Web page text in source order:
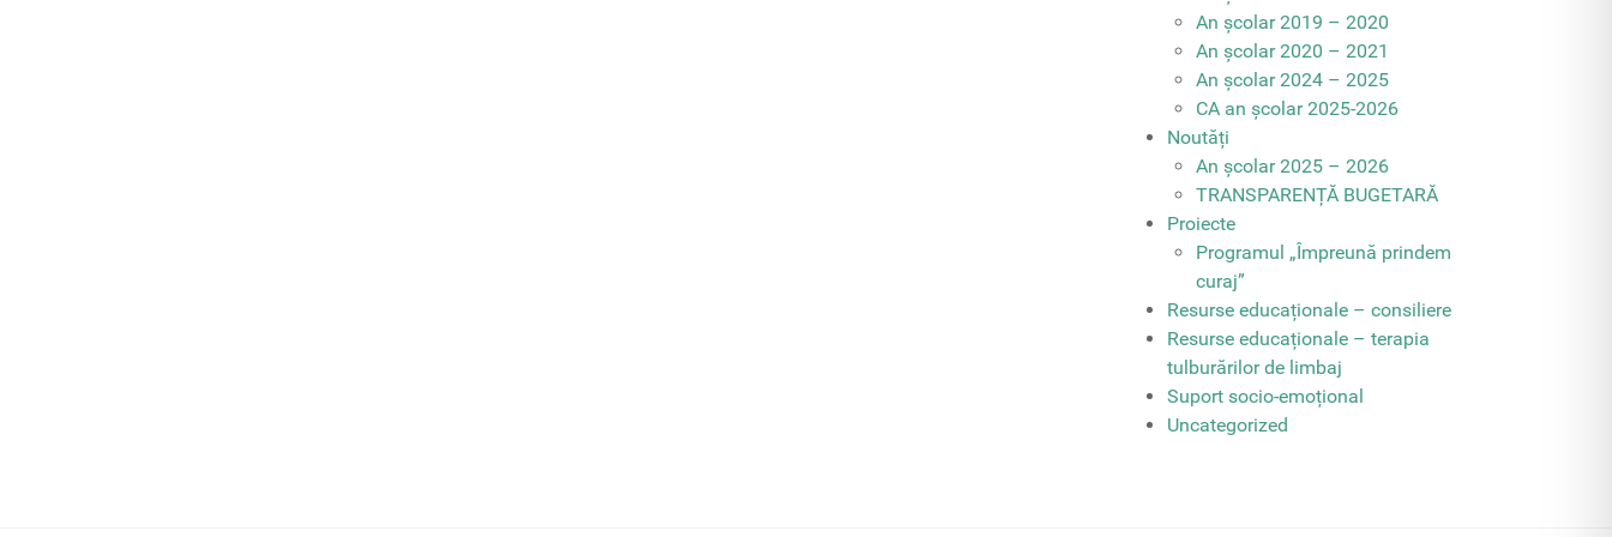
An școlar 2019 – 2020
An școlar 2020 – 2021
An școlar 2024 – 2025
CA an școlar 2025-2026
Noutăți
An școlar 2025 – 2026
TRANSPARENȚĂ BUGETARĂ
Proiecte
Programul „Împreună prindem
curaj”
Resurse educaționale – consiliere
Resurse educaționale – terapia
tulburărilor de limbaj
Suport socio-emoțional
Uncategorized